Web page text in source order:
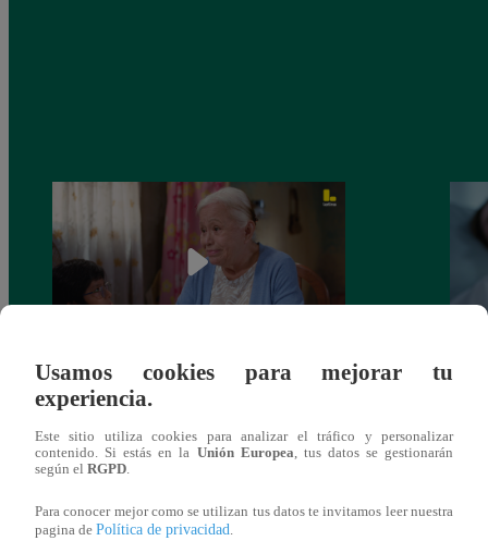
Valentina Valiente capítulo 43: ¡Dolores
toma una difícil decisión por el futuro de
sus nietos!
Usamos cookies para mejorar tu
experiencia.
Este sitio utiliza cookies para analizar el tráfico y personalizar
contenido. Si estás en la Unión Europea , tus datos se gestionarán
según el RGPD
Para conocer mejor como se utilizan tus datos te invitamos leer nuestra
pagina de Política de privacidad